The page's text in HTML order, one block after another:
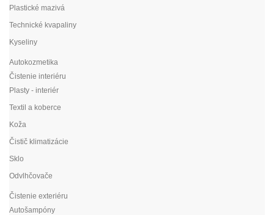
Plastické mazivá
Technické kvapaliny
Kyseliny
Autokozmetika
Čistenie interiéru
Plasty - interiér
Textil a koberce
Koža
Čistič klimatizácie
Sklo
Odvlhčovače
Čistenie exteriéru
Autošampóny